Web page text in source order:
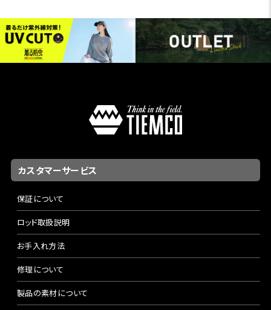
カスタマーサービス
保証について
ロッド取扱説明
お手入れ方法
修理について
製品の素材について